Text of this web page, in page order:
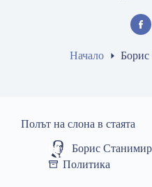
Начало
Полът на слона в стаята
Борис
Политика